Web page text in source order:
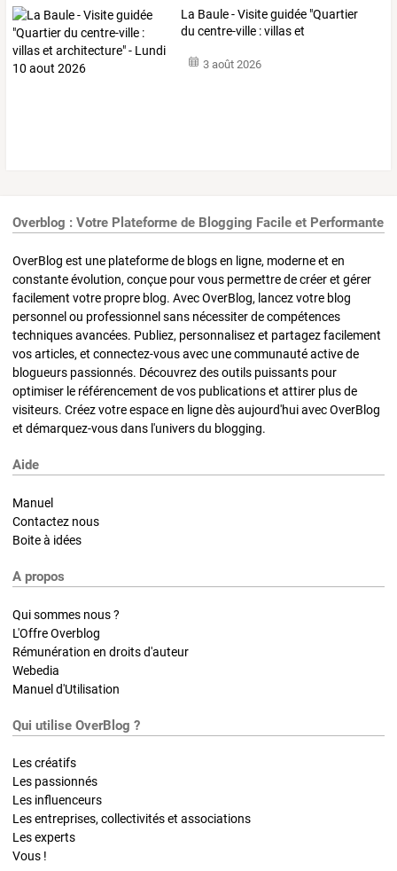
La Baule-Visiteguidée "Quartier
du centre-ville :villaset
3 août 2026
Overblog : Votre Plateforme de Blogging Facile et Performante
OverBlog est une plateforme de blogs en ligne, moderne et en
constante évolution, conçue pour vous permettre de créer et gérer
facilement votre propre blog. Avec OverBlog, lancez votre blog
personnel ou professionnel sans nécessiter de compétences
techniques avancées. Publiez, personnalisez et partagez facilement
vos articles, et connectez-vous avec une communauté active de
blogueurs passionnés. Découvrez des outils puissants pour
optimiser le référencement de vos publications et attirer plus de
visiteurs. Créez votre espace en ligne dès aujourd'hui avec OverBlog
et démarquez-vous dans l'univers du blogging.
Aide
Manuel
Contactez nous
Boite à idées
A propos
Qui sommes nous ?
L'Offre Overblog
Rémunération en droits d'auteur
Webedia
Manuel d'Utilisation
Qui utilise OverBlog ?
Les créatifs
Les passionnés
Les influenceurs
Les entreprises, collectivités et associations
Les experts
Vous !